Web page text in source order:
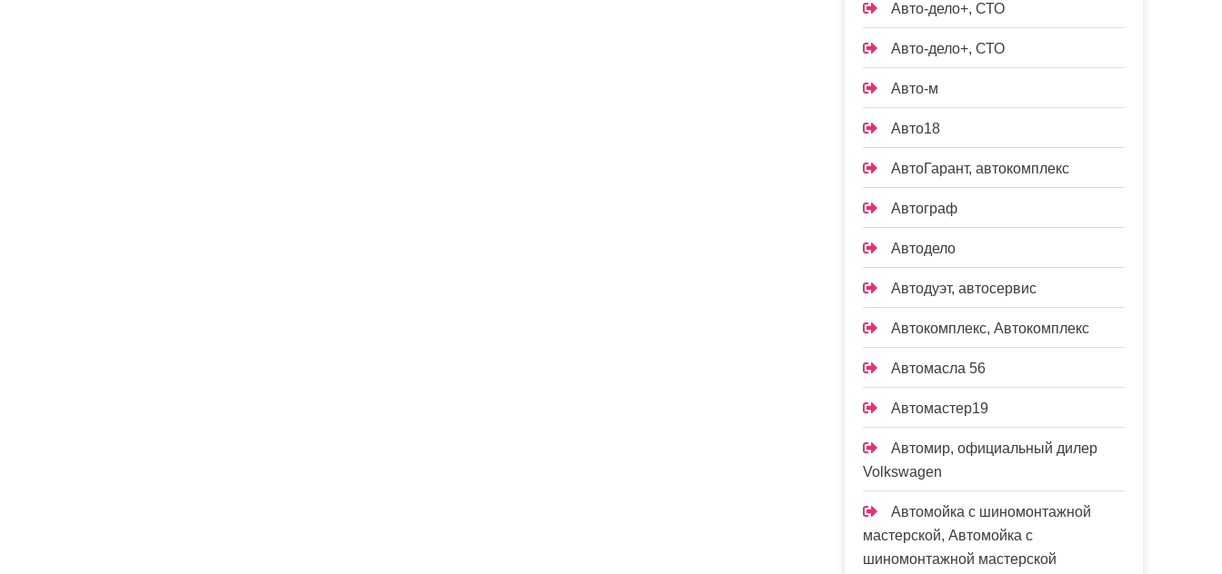
Авто-дело+, СТО
Авто-дело+, СТО
Авто-м
Авто18
АвтоГарант, автокомплекс
Автограф
Автодело
Автодуэт, автосервис
Автокомплекс, Автокомплекс
Автомасла 56
Автомастер19
Автомир, официальный дилер
Volkswagen
Автомойка с шиномонтажной
мастерской, Автомойка с
шиномонтажной мастерской